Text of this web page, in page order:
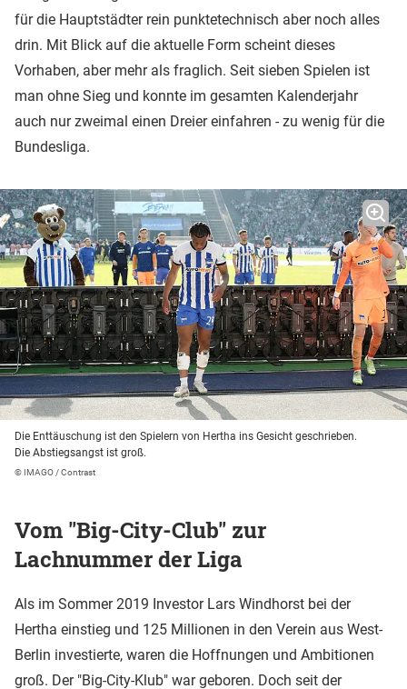
für die Hauptstädter rein punktetechnisch aber noch alles
drin. Mit Blick auf die aktuelle Form scheint dieses
Vorhaben, aber mehr als fraglich. Seit sieben Spielen ist
man ohne Sieg und konnte im gesamten Kalenderjahr
auch nur zweimal einen Dreier einfahren - zu wenig für die
Bundesliga.
Die Enttäuschung ist den Spielern von Hertha ins Gesicht geschrieben.
Die Abstiegsangst ist groß.
© IMAGO / Contrast
Vom "Big-City-Club" zur
Lachnummer der Liga
Als im Sommer 2019 Investor Lars Windhorst bei der
Hertha einstieg und 125 Millionen in den Verein aus West-
Berlin investierte, waren die Hoffnungen und Ambitionen
groß. Der "Big-City-Klub" war geboren. Doch seit der